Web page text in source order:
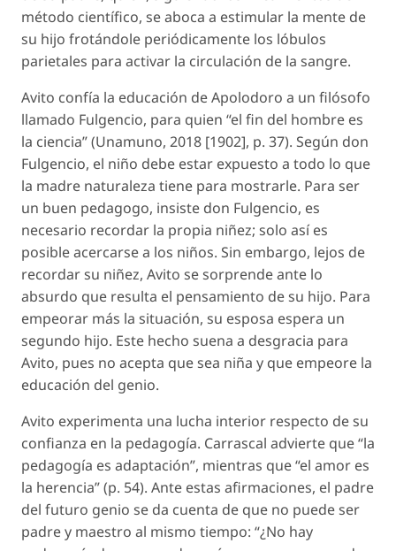
método científico, se aboca a estimular la mente de
su hijo frotándole periódicamente los lóbulos
parietales para activar la circulación de la sangre.
Avito confía la educación de Apolodoro a un filósofo
llamado Fulgencio, para quien “el fin del hombre es
la ciencia” (Unamuno, 2018 [1902], p. 37). Según don
Fulgencio, el niño debe estar expuesto a todo lo que
la madre naturaleza tiene para mostrarle. Para ser
un buen pedagogo, insiste don Fulgencio, es
necesario recordar la propia niñez; solo así es
posible acercarse a los niños. Sin embargo, lejos de
recordar su niñez, Avito se sorprende ante lo
absurdo que resulta el pensamiento de su hijo. Para
empeorar más la situación, su esposa espera un
segundo hijo. Este hecho suena a desgracia para
Avito, pues no acepta que sea niña y que empeore la
educación del genio.
Avito experimenta una lucha interior respecto de su
confianza en la pedagogía. Carrascal advierte que “la
pedagogía es adaptación”, mientras que “el amor es
la herencia” (p. 54). Ante estas afirmaciones, el padre
del futuro genio se da cuenta de que no puede ser
padre y maestro al mismo tiempo: “¿No hay